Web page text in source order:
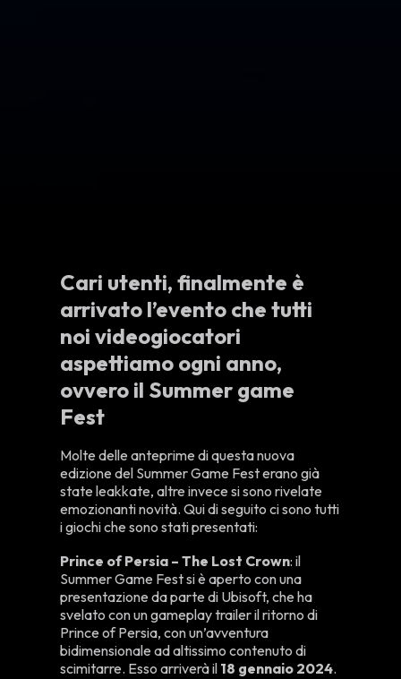
Cari utenti, finalmente è
arrivato l’evento che tutti
noi videogiocatori
aspettiamo ogni anno,
ovvero il Summer game
Fest
Molte delle anteprime di questa nuova
edizione del Summer Game Fest erano già
state leakkate, altre invece si sono rivelate
emozionanti novità. Qui di seguito ci sono tutti
i giochi che sono stati presentati:
Prince of Persia – The Lost Crown: il
Summer Game Fest si è aperto con una
presentazione da parte di Ubisoft, che ha
svelato con un gameplay trailer il ritorno di
Prince of Persia, con un’avventura
bidimensionale ad altissimo contenuto di
scimitarre. Esso arriverà il 18 gennaio 2024.